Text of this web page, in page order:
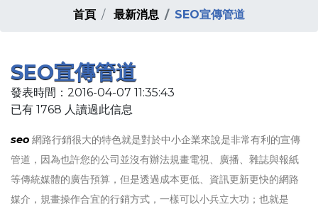
首頁 最新消息 SEO宣傳管道
SEO宣傳管道
發表時間：2016-04-07 11:35:43
已有 1768 人讀過此信息
seo 網路行銷很大的特色就是對於中小企業來說是非常有利的宣傳
管道，因為也許您的公司並沒有辦法規畫電視、廣播、雜誌與報紙
等傳統媒體的廣告預算，但是透過成本更低、資訊更新更快的網路
媒介，規畫操作合宜的行銷方式，一樣可以小兵立大功；也就是